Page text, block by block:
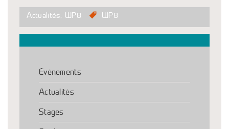
Actualités, WP8 WP8
Événements
Actualités
Stages